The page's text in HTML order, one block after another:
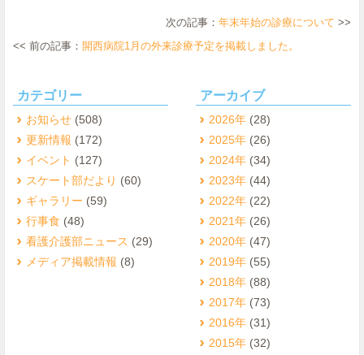
次の記事： 年末年始の診療について >>
<< 前の記事： 開西病院1月の外来診療予定を掲載しました。
カテゴリー
お知らせ (508)
更新情報 (172)
イベント (127)
スケート部だより (60)
ギャラリー (59)
行事食 (48)
看護介護部ニュース (29)
メディア掲載情報 (8)
アーカイブ
2026年(28)
2025年(26)
2024年(34)
2023年(44)
2022年(22)
2021年(26)
2020年(47)
2019年(55)
2018年(88)
2017年(73)
2016年(31)
2015年(32)